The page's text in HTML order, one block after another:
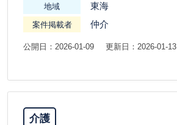
地域 東海
案件掲載者 仲介
公開日：2026-01-09 更新日：2026-01-13
介護